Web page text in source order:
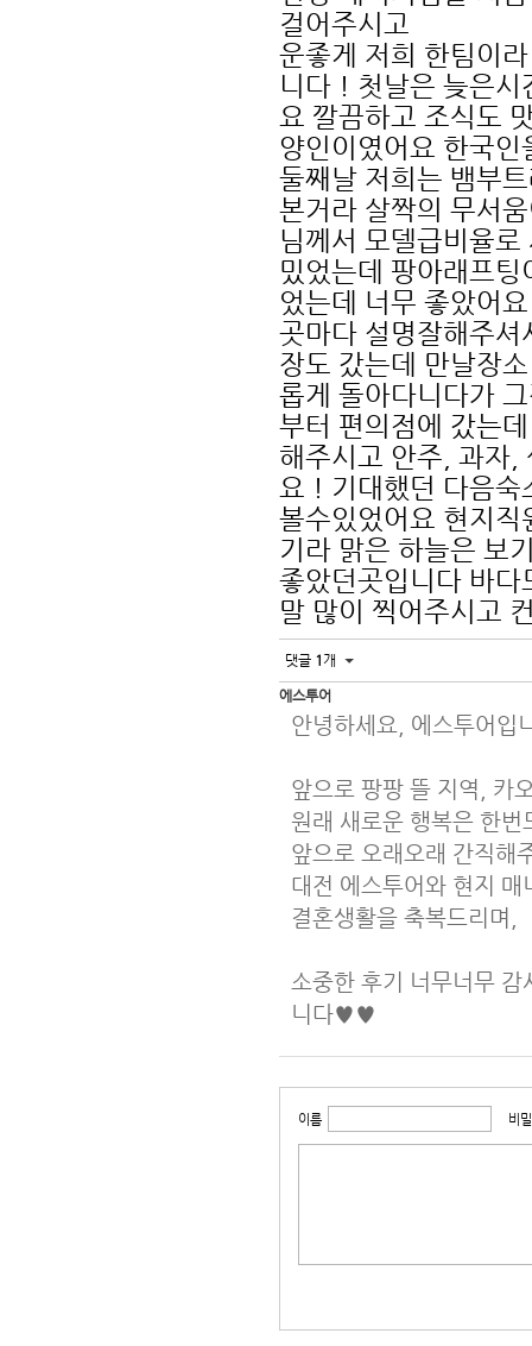
걸어주시고
운좋게 저희 한팀이
니다 ! 첫날은 늦은시
요 깔끔하고 조식도
양인이였어요 한국
둘째날 저희는 뱀부
본거라 살짝의 무서
님께서 모델급비율
밌었는데 팡아래프
었는데 너무 좋았어
곳마다 설명잘해주
장도 갔는데 만날장
롭게 돌아다니다가
부터 편의점에 갔는
해주시고 안주, 과자,
요 ! 기대했던 다음숙
볼수있었어요 현지
기라 맑은 하늘은 보
좋았던곳입니다 바
말 많이 찍어주시고
댓글 1 개
에스투어
안녕하세요, 에스투어입
앞으로 팡팡 뜰 지역, 카
원래 새로운 행복은 한
앞으로 오래오래 간직해
대전 에스투어와 현지
결혼생활을 축복드리며,
소중한 후기 너무너무
니다♥♥
이름 비